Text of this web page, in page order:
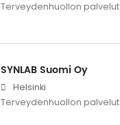
Terveydenhuollon palvelut
SYNLAB Suomi Oy
Helsinki
Terveydenhuollon palvelut